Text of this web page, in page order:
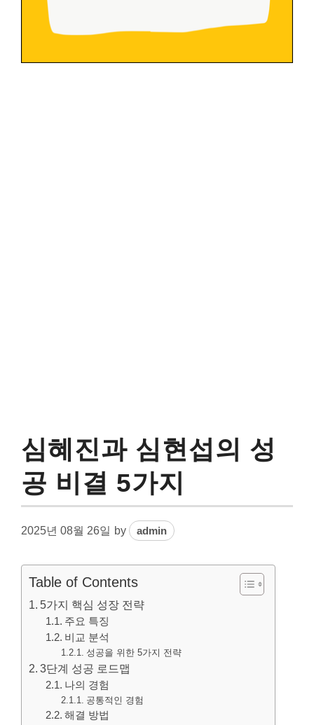
심혜진과 심현섭의 성
공 비결 5가지
2025년 08월 26일 by admin
Table of Contents
5가지 핵심 성장 전략
주요 특징
비교 분석
성공을 위한 5가지 전략
3단계 성공 로드맵
나의 경험
공통적인 경험
해결 방법